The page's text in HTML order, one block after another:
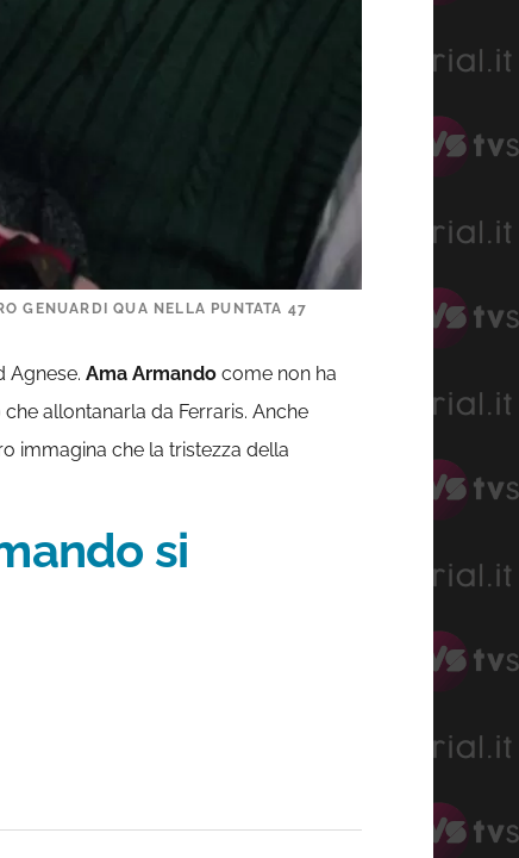
GENUARDI QUA NELLA PUNTATA 47
Agnese. Ama Armando come non ha
allontanarla da Ferraris. Anche
immagina che la tristezza della
si